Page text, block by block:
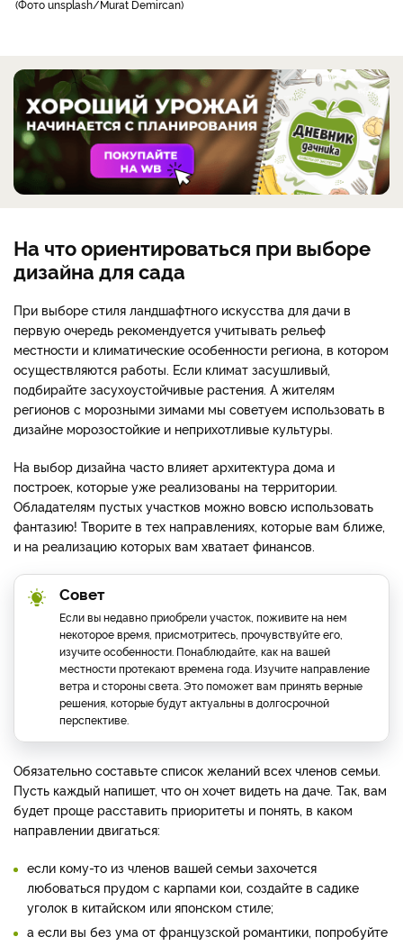
Фото unsplash/Murat Demircan
На что ориентироваться при выборе
дизайна для сада
При выборе стиля ландшафтного искусства для дачи в
первую очередь рекомендуется учитывать рельеф
местности и климатические особенности региона, в котором
осуществляются работы. Если климат засушливый,
подбирайте засухоустойчивые растения. А жителям
регионов с морозными зимами мы советуем использовать в
дизайне морозостойкие и неприхотливые культуры.
На выбор дизайна часто влияет архитектура дома и
построек, которые уже реализованы на территории.
Обладателям пустых участков можно вовсю использовать
фантазию! Творите в тех направлениях, которые вам ближе,
и на реализацию которых вам хватает финансов.
Совет
Если вы недавно приобрели участок, поживите на нем
некоторое время, присмотритесь, прочувствуйте его,
изучите особенности. Понаблюдайте, как на вашей
местности протекают времена года. Изучите направление
ветра и стороны света. Это поможет вам принять верные
решения, которые будут актуальны в долгосрочной
перспективе.
Обязательно составьте список желаний всех членов семьи.
Пусть каждый напишет, что он хочет видеть на даче. Так, вам
будет проще расставить приоритеты и понять, в каком
направлении двигаться:
если кому-то из членов вашей семьи захочется
любоваться прудом с карпами кои, создайте в садике
уголок в китайском или японском стиле;
а если вы без ума от французской романтики, попробуйте